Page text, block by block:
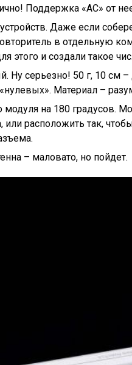
Поддержка «AC» от
Даже если
в отдельную
этого и создали такое
Ну серьезно! 50 г, 10 см
Материал –
модуля на 180 градусов.
или расположить так,
– маловато, но пойдет.